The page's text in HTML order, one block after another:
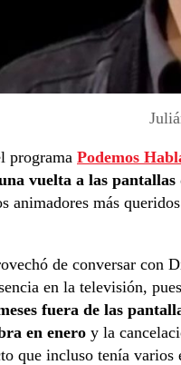
programa Podemos
vuelta a las pantallas
animadores más
de conversar con
en la televisión,
fuera de las
en enero y la
que incluso tenía varios